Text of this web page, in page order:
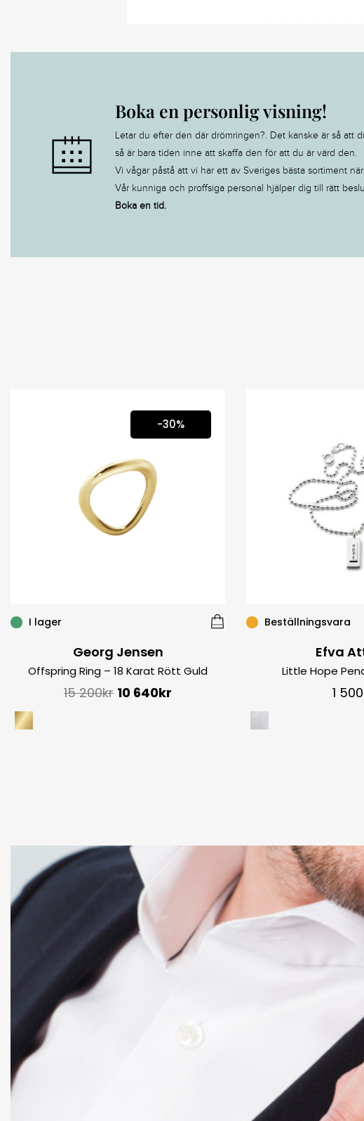
Boka en personlig visning!
Letar du efter den där drömringen?. Det kanske är så att
så är bara tiden inne att skaffa den för att du är värd den.
Vi vågar påstå att vi har ett av Sveriges bästa sortiment
Vår kunniga och proffsiga personal hjälper dig till rätt
Boka en tid.
-30%
I lager
Georg Jensen
Offspring Ring – 18 Karat Rött Guld
15 200kr 10 640kr
Beställningsvara
Efva
Little Hope
1 500